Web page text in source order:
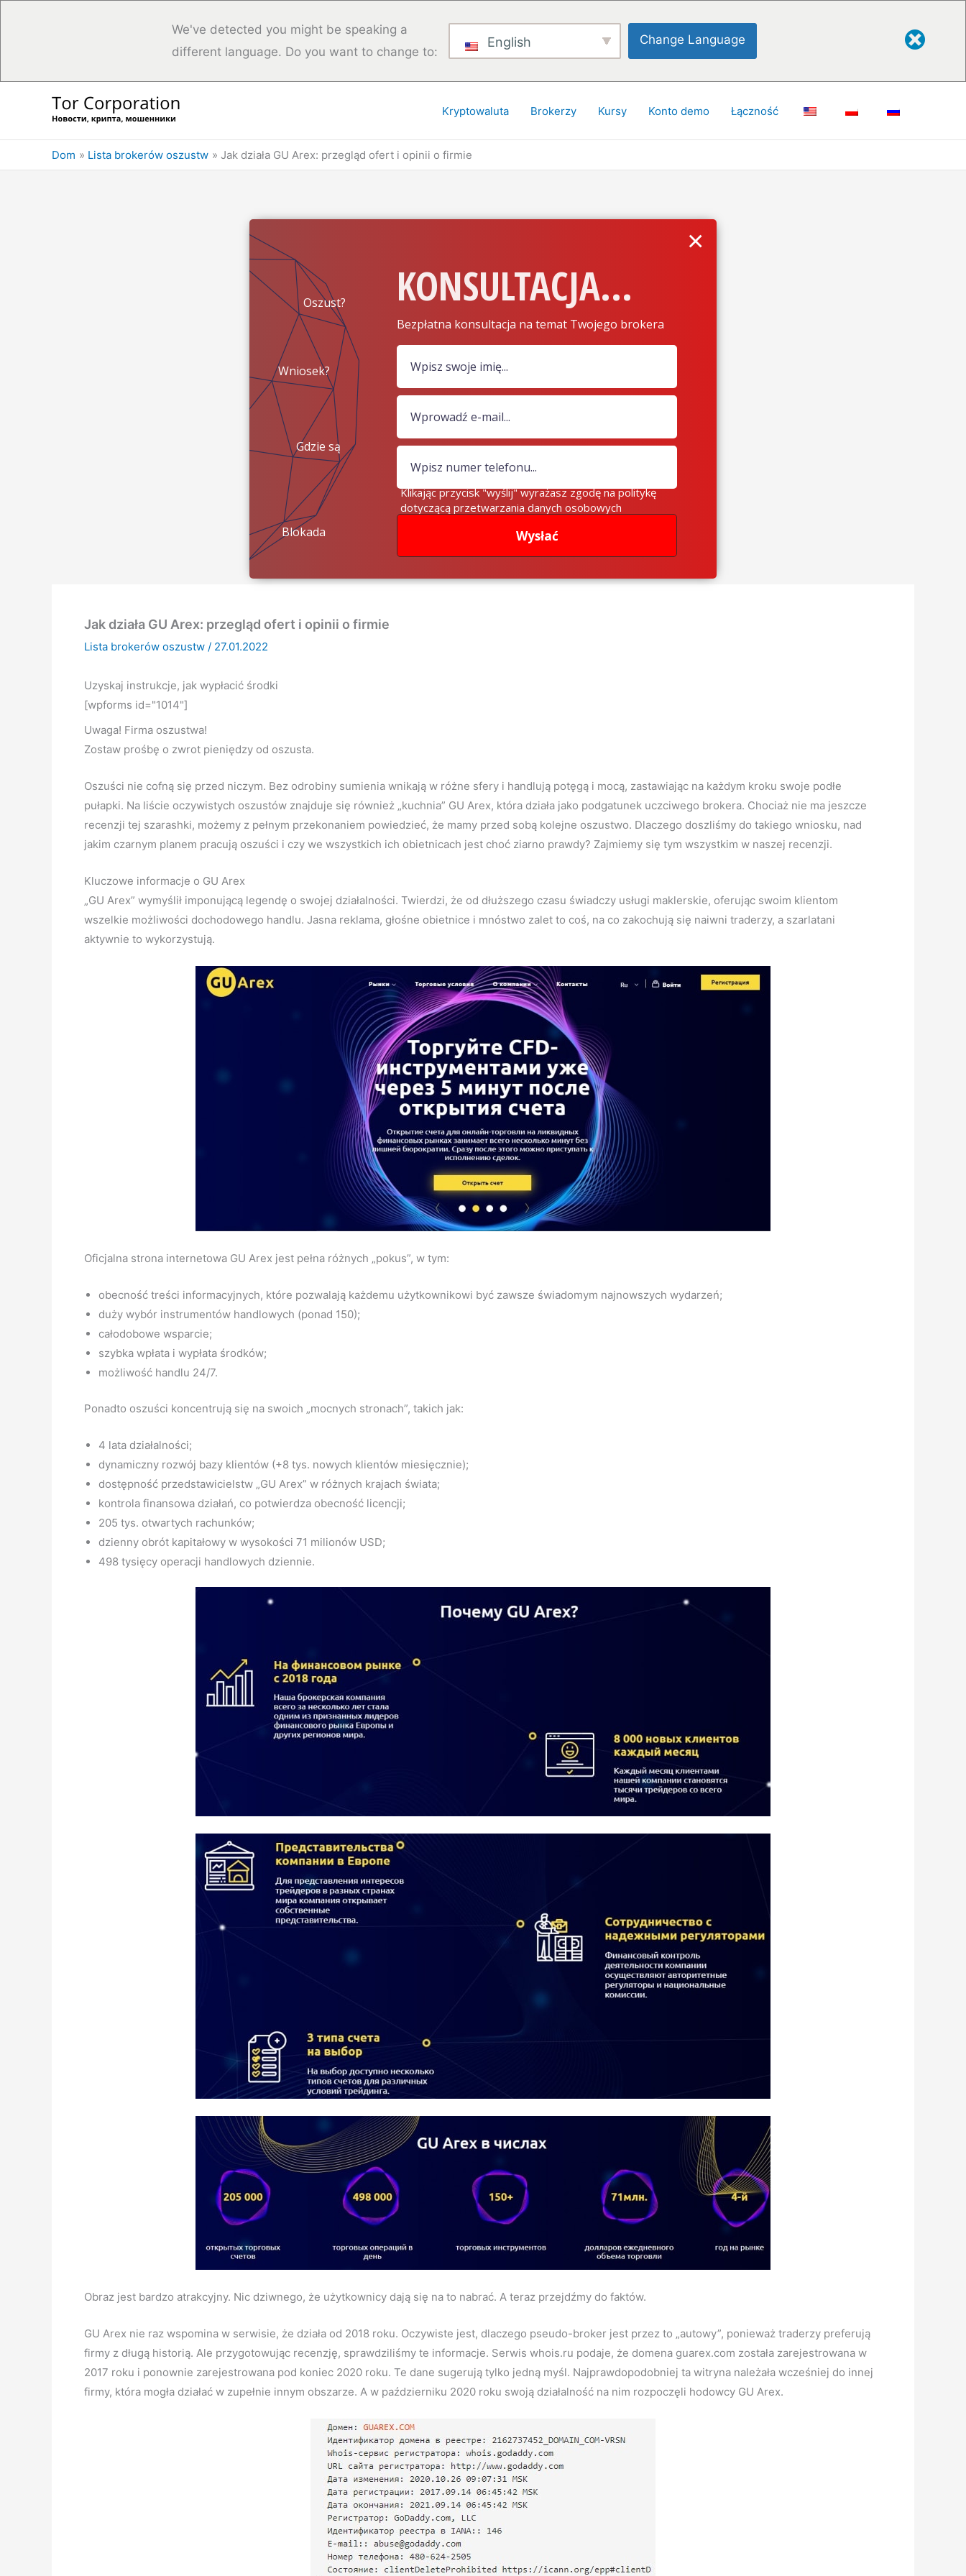
We've detected you might be speaking a
different language. Do you want to change to:
English Change Language
Kryptowaluta Brokerzy Kursy Konto demo Łączność
Dom Lista brokerów oszustw Jak działa GU Arex: przegląd ofert i opinii o firmie
KONSULTACJA...
Bezpłatna konsultacja na temat Twojego brokera
Oszust?
Wniosek?
Gdzie są
pieniądze?
Blokada
Wysłać
×
Klikając przycisk "wyślij" wyrażasz zgodę na politykę
dotyczącą przetwarzania danych osobowych
Jak działa GU Arex: przegląd ofert i opinii o firmie
Lista brokerów oszustw / 27.01.2022
Uzyskaj instrukcje, jak wypłacić środki
[wpforms id="1014"]
Uwaga! Firma oszustwa!
Zostaw prośbę o zwrot pieniędzy od oszusta.
Oszuści nie cofną się przed niczym. Bez odrobiny sumienia wnikają w różne sfery i handlują potęgą i mocą, zastawiając na każdym kroku swoje podłe
pułapki. Na liście oczywistych oszustów znajduje się również „kuchnia” GU Arex, która działa jako podgatunek uczciwego brokera. Chociaż nie ma jeszcze
recenzji tej szarashki, możemy z pełnym przekonaniem powiedzieć, że mamy przed sobą kolejne oszustwo. Dlaczego doszliśmy do takiego wniosku, nad
jakim czarnym planem pracują oszuści i czy we wszystkich ich obietnicach jest choć ziarno prawdy? Zajmiemy się tym wszystkim w naszej recenzji.
Kluczowe informacje o GU Arex
„GU Arex” wymyślił imponującą legendę o swojej działalności. Twierdzi, że od dłuższego czasu świadczy usługi maklerskie, oferując swoim klientom
wszelkie możliwości dochodowego handlu. Jasna reklama, głośne obietnice i mnóstwo zalet to coś, na co zakochują się naiwni traderzy, a szarlatani
aktywnie to wykorzystują.
Oficjalna strona internetowa GU Arex jest pełna różnych „pokus”, w tym:
obecność treści informacyjnych, które pozwalają każdemu użytkownikowi być zawsze świadomym najnowszych wydarzeń;
duży wybór instrumentów handlowych (ponad 150);
całodobowe wsparcie;
szybka wpłata i wypłata środków;
możliwość handlu 24/7.
Ponadto oszuści koncentrują się na swoich „mocnych stronach”, takich jak:
4 lata działalności;
dynamiczny rozwój bazy klientów (+8 tys. nowych klientów miesięcznie);
dostępność przedstawicielstw „GU Arex” w różnych krajach świata;
kontrola finansowa działań, co potwierdza obecność licencji;
205 tys. otwartych rachunków;
dzienny obrót kapitałowy w wysokości 71 milionów USD;
498 tysięcy operacji handlowych dziennie.
Obraz jest bardzo atrakcyjny. Nic dziwnego, że użytkownicy dają się na to nabrać. A teraz przejdźmy do faktów.
GU Arex nie raz wspomina w serwisie, że działa od 2018 roku. Oczywiste jest, dlaczego pseudo-broker jest przez to „autowy”, ponieważ traderzy preferują
firmy z długą historią. Ale przygotowując recenzję, sprawdziliśmy te informacje. Serwis whois.ru podaje, że domena guarex.com została zarejestrowana w
2017 roku i ponownie zarejestrowana pod koniec 2020 roku. Te dane sugerują tylko jedną myśl. Najprawdopodobniej ta witryna należała wcześniej do innej
firmy, która mogła działać w zupełnie innym obszarze. A w październiku 2020 roku swoją działalność na nim rozpoczęli hodowcy GU Arex.